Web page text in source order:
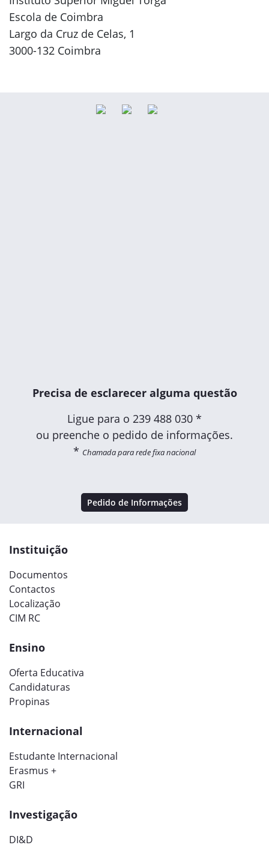
Escola de Coimbra
Largo da Cruz de Celas, 1
3000-132 Coimbra
Precisa de esclarecer alguma questão
Ligue para o 239 488 030 *
ou preenche o pedido de informações.
* Chamada para rede fixa nacional
Pedido de Informações
Instituição
Documentos
Contactos
Localização
CIM RC
Ensino
Oferta Educativa
Candidaturas
Propinas
Internacional
Estudante Internacional
Erasmus +
GRI
Investigação
DI&D